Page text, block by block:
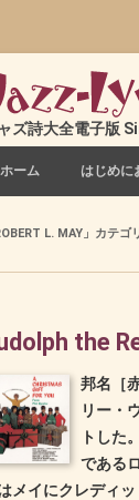
ズ詩大全電子版
テンツへスキップ
ホーム はじめに
L. MAY 」カテゴ
the
邦名［
リー・
トした
である
メイにクレディッ